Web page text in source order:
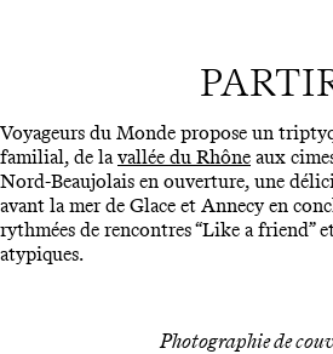
Voyageurs du Monde propose un
familial, de lavallée du Rhône aux
Nord-Beaujolais en ouverture, une
avant la mer de Glace et Annecy en
rythmées de rencontres “Like a friend”
atypiques.
Photographie de